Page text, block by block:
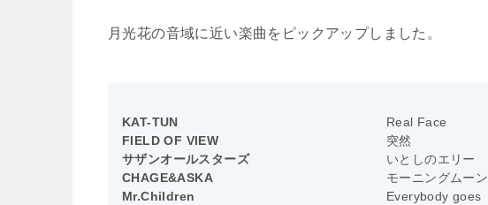
月光花の音域に近い楽曲をピックアップしました。
KAT-TUN
Real Face
FIELD OF VIEW
突然
サザンオールスターズ
いとしのエリー
CHAGE&ASKA
モーニングムーン
Mr.Children
Everybody goes